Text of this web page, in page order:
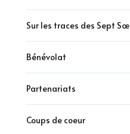
Sur les traces des Sept
Bénévolat
Partenariats
Coups de coeur